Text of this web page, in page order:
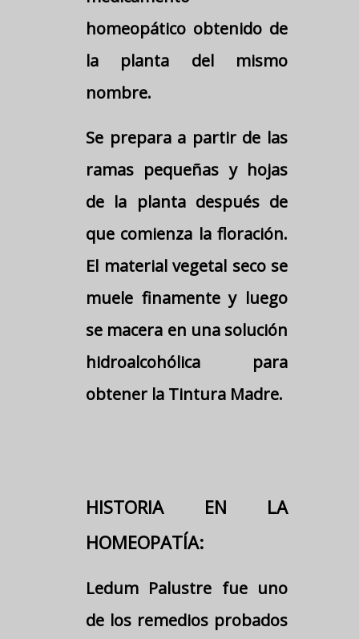
homeopático obtenido de
la planta del mismo
nombre.
Se prepara a partir de las
ramas pequeñas y hojas
de la planta después de
que comienza la floración.
El material vegetal seco se
muele finamente y luego
se macera en una solución
hidroalcohólica para
obtener la Tintura Madre.
HISTORIA EN LA
HOMEOPATÍA:
Ledum Palustre fue uno
de los remedios probados